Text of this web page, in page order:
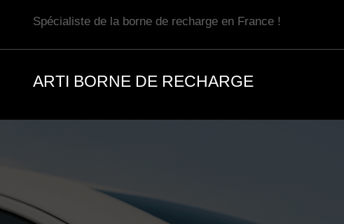
Spécialiste de la borne de recharge en France !
ARTI BORNE DE RECHARGE